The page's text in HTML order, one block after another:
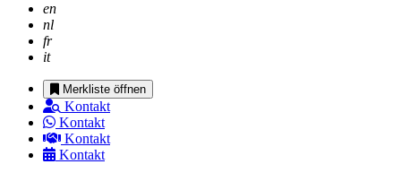
en
nl
fr
it
Merkliste öffnen
Kontakt
Kontakt
Kontakt
Kontakt